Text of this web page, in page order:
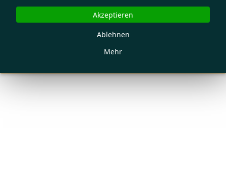
Mehr
Ablehnen
Akzeptieren